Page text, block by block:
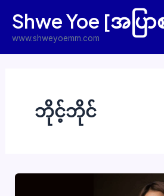
content
Shwe Yoe [အပြ
www.shweyoemm.com
ဘိုင့်ဘိုင်